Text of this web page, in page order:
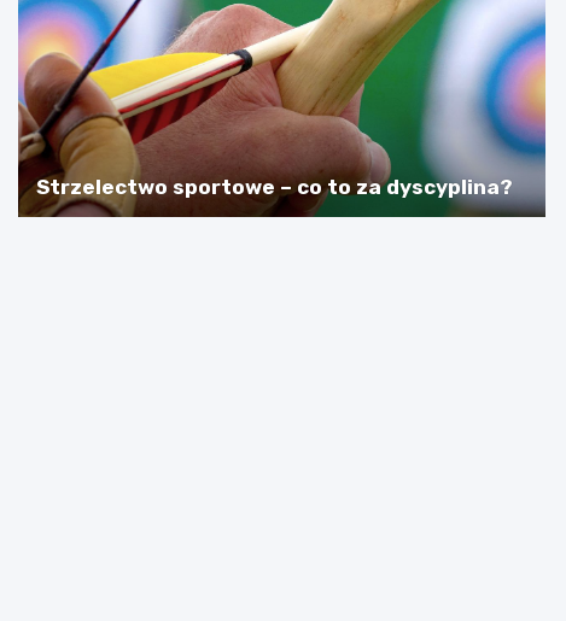
Strzelectwo sportowe – co to za dyscyplina?